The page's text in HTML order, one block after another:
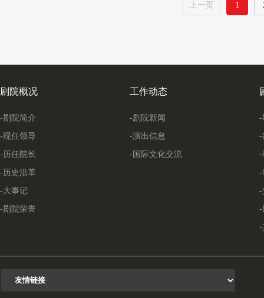
上一页 1
剧院概况
-剧院简介
-现任领导
-历任院长
-历史沿革
-大事记
-剧院荣誉
工作动态
-剧院新闻
-演出信息
-国际文化交流
-
-
-
-
-
-
-